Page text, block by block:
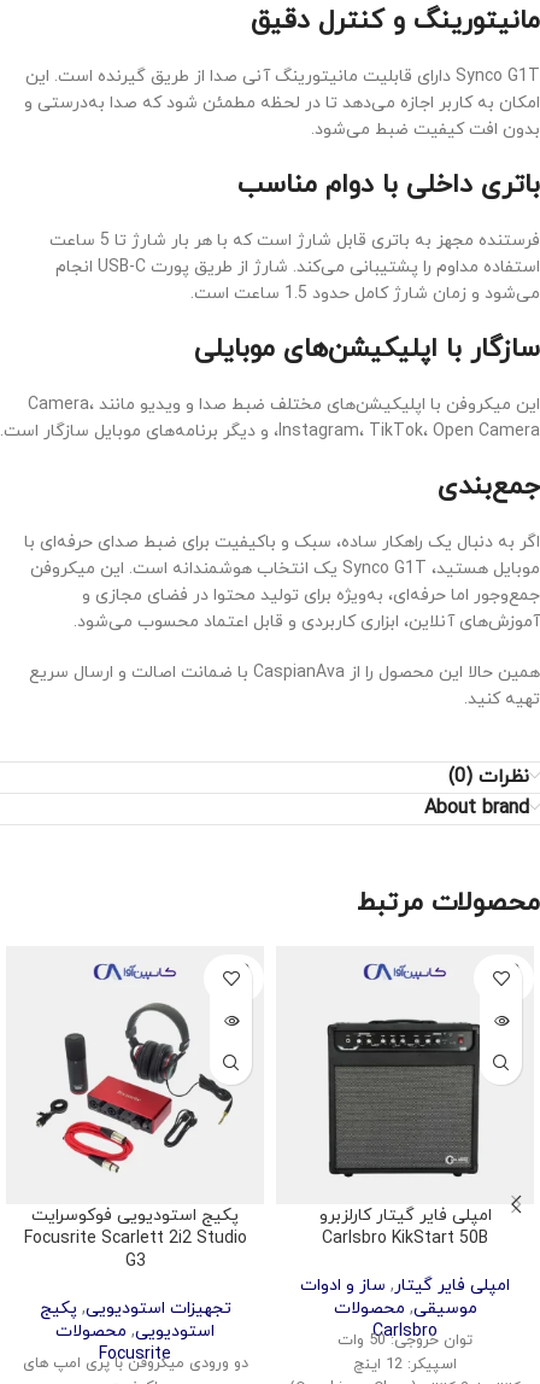
مانیتورینگ و کنترل دقیق
Synco G1T دارای قابلیت مانیتورینگ آنی صدا از طریق گیرنده است. این
امکان به کاربر اجازه می‌دهد تا در لحظه مطمئن شود که صدا به‌درستی و
بدون افت کیفیت ضبط می‌شود.
باتری داخلی با دوام مناسب
فرستنده مجهز به باتری قابل شارژ است که با هر بار شارژ تا 5 ساعت
استفاده مداوم را پشتیبانی می‌کند. شارژ از طریق پورت USB-C انجام
می‌شود و زمان شارژ کامل حدود 1.5 ساعت است.
سازگار با اپلیکیشن‌های موبایلی
این میکروفن با اپلیکیشن‌های مختلف ضبط صدا و ویدیو مانند Camera،
Instagram، TikTok، Open Camera، و دیگر برنامه‌های موبایل سازگار است.
جمع‌بندی
اگر به دنبال یک راهکار ساده، سبک و باکیفیت برای ضبط صدای حرفه‌ای با
موبایل هستید، Synco G1T یک انتخاب هوشمندانه است. این میکروفن
جمع‌وجور اما حرفه‌ای، به‌ویژه برای تولید محتوا در فضای مجازی و
آموزش‌های آنلاین، ابزاری کاربردی و قابل اعتماد محسوب می‌شود.
همین حالا این محصول را از CaspianAva با ضمانت اصالت و ارسال سریع
تهیه کنید.
نظرات (0)
About brand
محصولات مرتبط
SOLD
OUT
امپلی فایر گیتار کارلزبرو
Carlsbro KikStart 50B
امپلی فایر گیتار, ساز و ادوات
موسیقی, محصولات
Carlsbro
توان خروجی: 50 وات
اسپیکر: 12 اینچ
SOLD
OUT
پکیج استودیویی فوکوسرایت
Focusrite Scarlett 2i2 Studio
G3
تجهیزات استودیویی, پکیج
استودیویی, محصولات
Focusrite
دو ورودی میکروفن با پری امپ های